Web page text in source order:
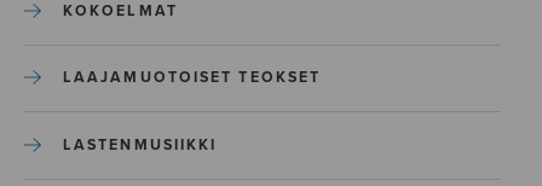
KOKOELMAT
LAAJAMUOTOISET TEOKSET
LASTENMUSIIKKI